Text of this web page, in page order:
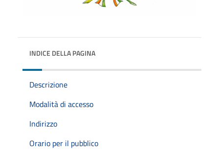
INDICE DELLA PAGINA
Descrizione
Modalità di accesso
Indirizzo
Orario per il pubblico